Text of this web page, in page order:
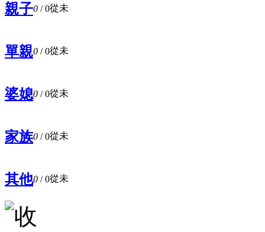
親子0 / 0從未
單親0 / 0從未
婆媳0 / 0從未
家族0 / 0從未
其他0 / 0從未